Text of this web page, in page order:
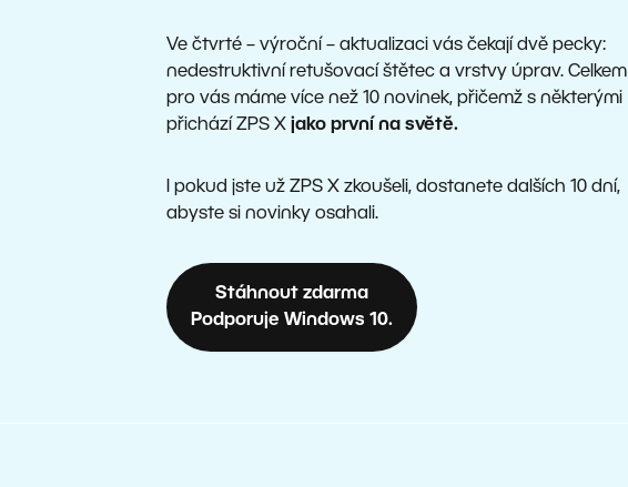
Ve čtvrté – výroční – aktualizaci vás čekají dvě pecky:
nedestruktivní retušovací štětec a vrstvy úprav. Celkem
pro vás máme více než 10 novinek, přičemž s některými
přichází ZPS X jako první na světě.
I pokud jste už ZPS X zkoušeli, dostanete dalších 10 dní,
abyste si novinky osahali.
Stáhnout zdarma
Podporuje Windows 10.